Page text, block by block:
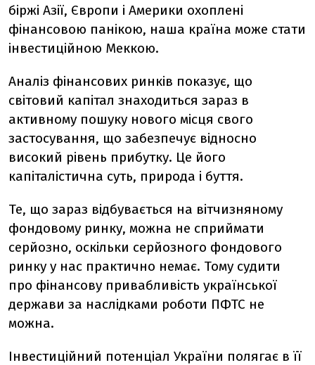
біржі Азії, Європи і Америки охоплені
фінансовою панікою, наша країна може стати
інвестиційною Меккою.
Аналіз фінансових ринків показує, що
світовий капітал знаходиться зараз в
активному пошуку нового місця свого
застосування, що забезпечує відносно
високий рівень прибутку. Це його
капіталістична суть, природа і буття.
Те, що зараз відбувається на вітчизняному
фондовому ринку, можна не сприймати
серйозно, оскільки серйозного фондового
ринку у нас практично немає. Тому судити
про фінансову привабливість української
держави за наслідками роботи ПФТС не
можна.
Інвестиційний потенціал України полягає в її